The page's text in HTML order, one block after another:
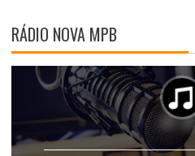
RÁDIO NOVA MPB